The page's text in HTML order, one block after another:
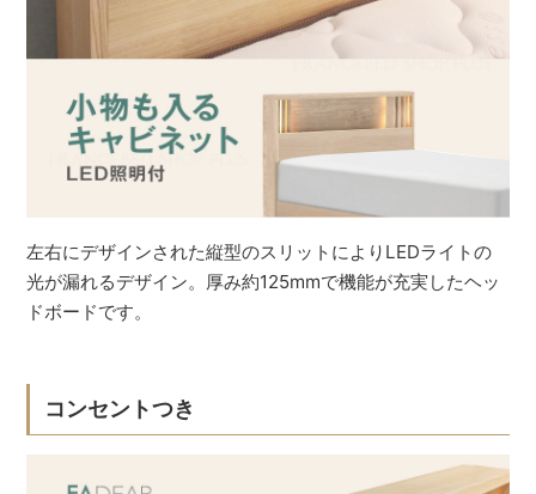
左右にデザインされた縦型のスリットによりLEDライトの
光が漏れるデザイン。厚み約125mmで機能が充実したヘッ
ドボードです。
コンセントつき